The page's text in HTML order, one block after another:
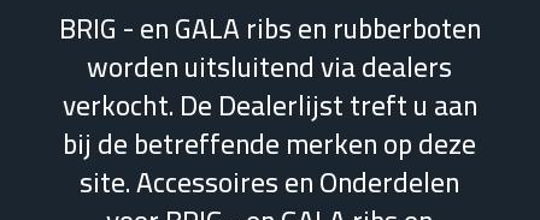
BRIG - en GALA ribs en rubberboten
worden uitsluitend via dealers
verkocht. De Dealerlijst treft u aan
bij de betreffende merken op deze
site. Accessoires en Onderdelen